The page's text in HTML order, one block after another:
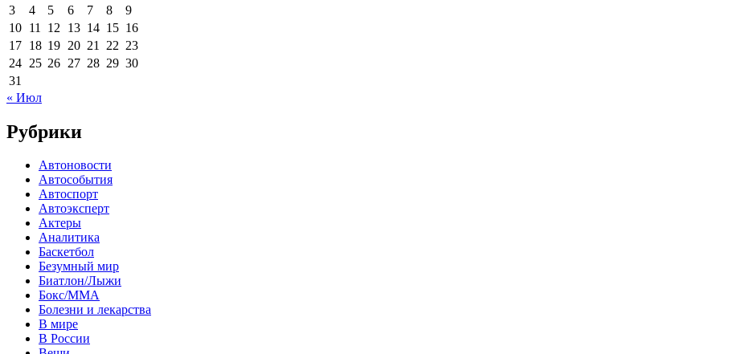
3
4 5 6 7 8
9
10 11 12 13 14 15 16
17 18 19 20 21 22 23
24 25 26 27 28 29 30
31
« Июл
Рубрики
Автоновости
Автособытия
Автоспорт
Автоэксперт
Актеры
Аналитика
Баскетбол
Безумный мир
Биатлон/Лыжи
Бокс/MMA
Болезни и лекарства
В мире
В России